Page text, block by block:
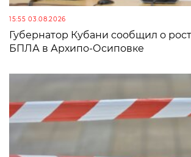
15:55 03.08.2026
Губернатор Кубани сообщил о
БПЛА в Архипо-Осиповке